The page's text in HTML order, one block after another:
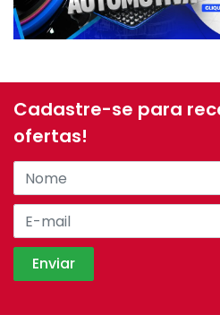
Cadastre-se para
ofertas!